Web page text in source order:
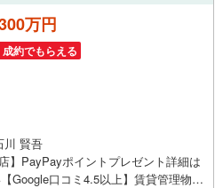
万円
成約でもらえる
川 賢吾
】PayPayポイントプレゼント詳細は
Google口コミ4.5以上】賃貸管理物件